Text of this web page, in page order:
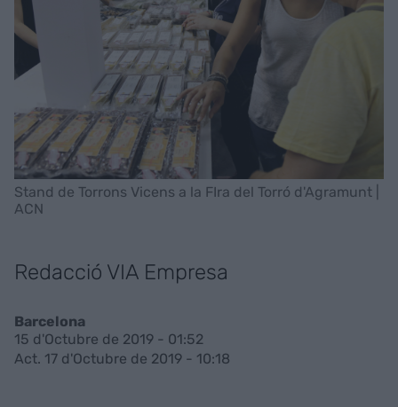
Stand de Torrons Vicens a la FIra del Torró d'Agramunt |
ACN
Redacció VIA Empresa
Barcelona
15 d'Octubre de 2019 - 01:52
Act. 17 d'Octubre de 2019 - 10:18